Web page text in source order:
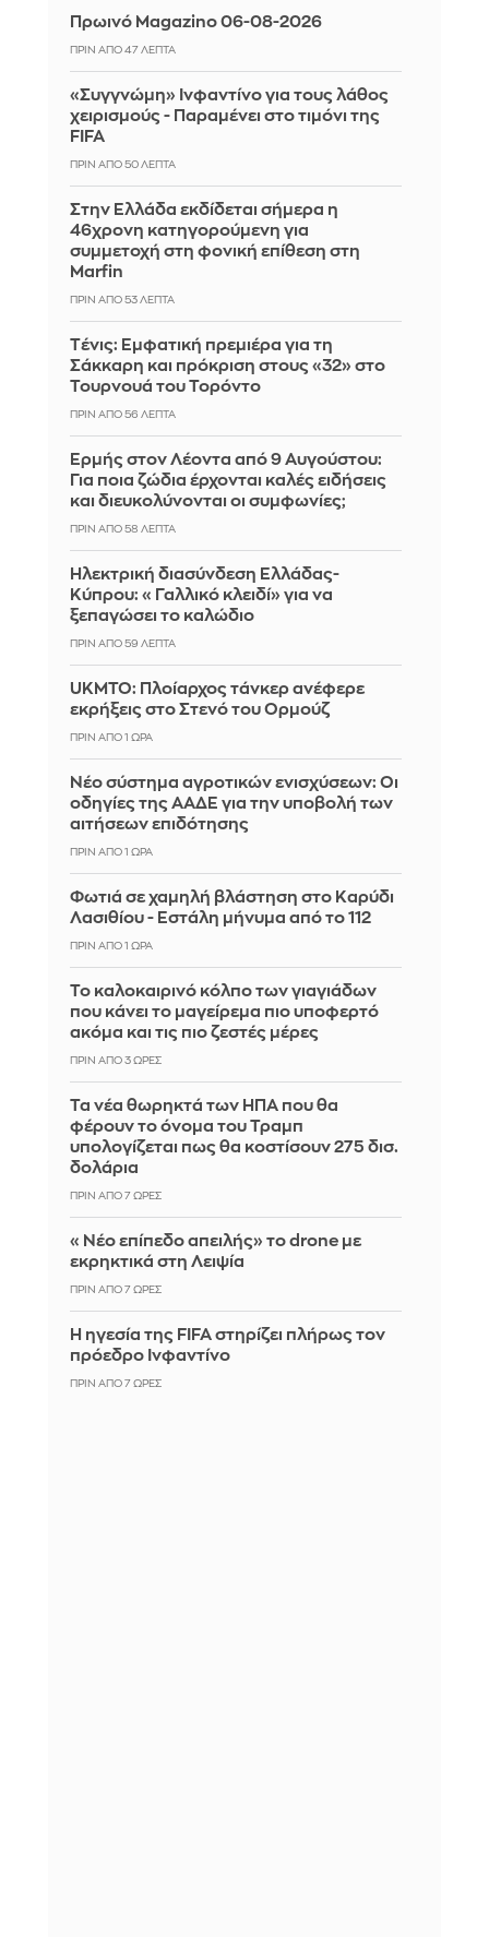
Πρωινό Magazino 06-08-2026
ΠΡΙΝ ΑΠΌ 47 ΛΕΠΤΆ
«Συγγνώμη» Ινφαντίνο για τους λάθος
χειρισμούς - Παραμένει στο τιμόνι της
FIFA
ΠΡΙΝ ΑΠΌ 50 ΛΕΠΤΆ
Στην Ελλάδα εκδίδεται σήμερα η
46χρονη κατηγορούμενη για
συμμετοχή στη φονική επίθεση στη
Marfin
ΠΡΙΝ ΑΠΌ 53 ΛΕΠΤΆ
Tένις: Εμφατική πρεμιέρα για τη
Σάκκαρη και πρόκριση στους «32» στο
Τουρνουά του Τορόντο
ΠΡΙΝ ΑΠΌ 56 ΛΕΠΤΆ
Ερμής στον Λέοντα από 9 Αυγούστου:
Για ποια ζώδια έρχονται καλές ειδήσεις
και διευκολύνονται οι συμφωνίες;
ΠΡΙΝ ΑΠΌ 58 ΛΕΠΤΆ
Ηλεκτρική διασύνδεση Ελλάδας-
Κύπρου: «Γαλλικό κλειδί» για να
ξεπαγώσει το καλώδιο
ΠΡΙΝ ΑΠΌ 59 ΛΕΠΤΆ
UKMTO: Πλοίαρχος τάνκερ ανέφερε
εκρήξεις στο Στενό του Ορμούζ
ΠΡΙΝ ΑΠΌ 1 ΏΡΑ
Νέο σύστημα αγροτικών ενισχύσεων: Οι
οδηγίες της ΑΑΔΕ για την υποβολή των
αιτήσεων επιδότησης
ΠΡΙΝ ΑΠΌ 1 ΏΡΑ
Φωτιά σε χαμηλή βλάστηση στο Καρύδι
Λασιθίου - Εστάλη μήνυμα από το 112
ΠΡΙΝ ΑΠΌ 1 ΏΡΑ
Το καλοκαιρινό κόλπο των γιαγιάδων
που κάνει το μαγείρεμα πιο υποφερτό
ακόμα και τις πιο ζεστές μέρες
ΠΡΙΝ ΑΠΌ 3 ΏΡΕΣ
Τα νέα θωρηκτά των ΗΠΑ που θα
φέρουν το όνομα του Τραμπ
υπολογίζεται πως θα κοστίσουν 275 δισ.
δολάρια
ΠΡΙΝ ΑΠΌ 7 ΏΡΕΣ
«Νέο επίπεδο απειλής» το drone με
εκρηκτικά στη Λειψία
ΠΡΙΝ ΑΠΌ 7 ΏΡΕΣ
Η ηγεσία της FIFA στηρίζει πλήρως τον
πρόεδρο Ινφαντίνο
ΠΡΙΝ ΑΠΌ 7 ΏΡΕΣ